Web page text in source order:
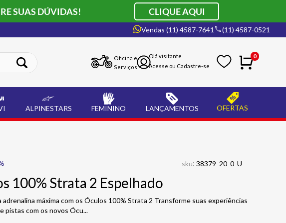
SUAS DÚVIDAS! CLIQUE AQUI
Vendas (11) 4587-7641 (11) 4587-0521
Oficina e
Serviços
0
ALPINESTARS FEMININO LANÇAMENTOS OFERTAS
sku: 38379_20_0_U
100% Strata 2 Espelhado
adrenalina máxima com os Óculos 100% Strata 2 Transforme suas experiências
pistas com os novos Ócu...